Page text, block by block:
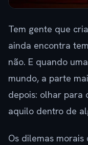
Tem gente que
ainda encontra
não. E quando
mundo, a parte
depois: olhar para
aquilo dentro de
Os dilemas